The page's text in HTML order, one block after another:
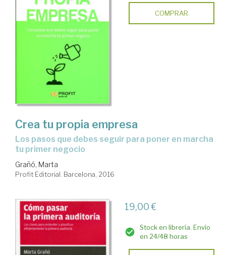
COMPRAR
Crea tu propia empresa
los pasos que debes seguir para poner en marcha
tu primer negocio
Grañó, Marta
Profit Editorial. Barcelona, 2016
19,00 €
Stock en librería. Envío
en 24/48 horas